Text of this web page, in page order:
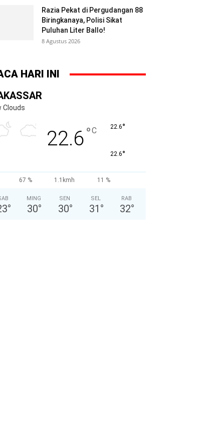
Razia Pekat di Pergudangan 88
Biringkanaya, Polisi Sikat
Puluhan Liter Ballo!
8 Agustus 2026
HARI INI
Clouds
22.6°C 22.6°
22.6°
67 % 1.1kmh 11 %
°
MING
30°
SEN
30°
SEL
31 °
RAB
32°